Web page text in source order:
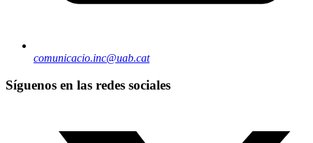
comunicacio.inc@uab.cat
Síguenos en las redes sociales